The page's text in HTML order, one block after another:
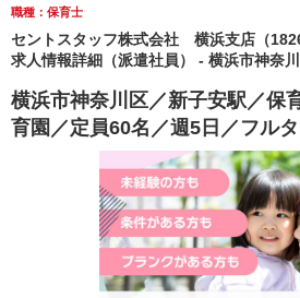
職種：保育士
セントスタッフ株式会社 横浜支店（
求人情報詳細（派遣社員） - 横浜市神奈
横浜市神奈川区／新子安駅／保
育園／定員60名／週5日／フル